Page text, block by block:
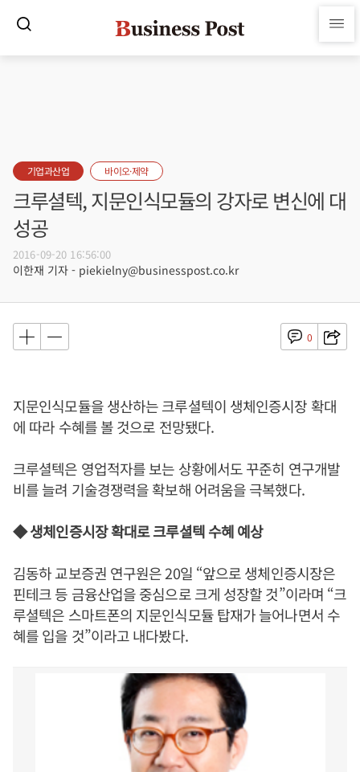
기업과산업 바이오·제약
크루셜텍, 지문인식모듈의 강자로 변신에 대
성공
2016-09-20 16:56:00
이한재 기자 - piekielny@businesspost.co.kr
0
지문인식모듈을 생산하는 크루셜텍이 생체인증시장 확대
에 따라 수혜를 볼 것으로 전망됐다.
크루셜텍은 영업적자를 보는 상황에서도 꾸준히 연구개발
비를 늘려 기술경쟁력을 확보해 어려움을 극복했다.
◆ 생체인증시장 확대로 크루셜텍 수혜 예상
김동하 교보증권 연구원은 20일 “앞으로 생체인증시장은
핀테크 등 금융산업을 중심으로 크게 성장할 것”이라며 “크
루셜텍은 스마트폰의 지문인식모듈 탑재가 늘어나면서 수
혜를 입을 것”이라고 내다봤다.